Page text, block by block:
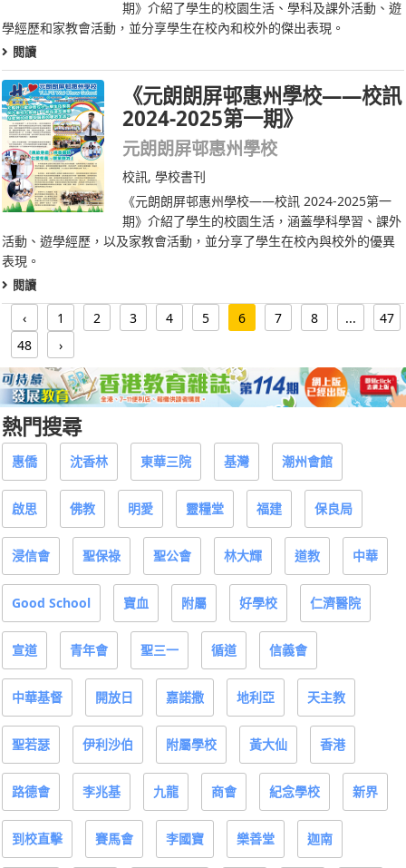
期》介紹了學生的校園生活、學科及課外活動、遊
學經歷和家教會活動，並分享學生在校內和校外的傑出表現。
閱讀
《元朗朗屏邨惠州學校——校訊
2024-2025第一期》
元朗朗屏邨惠州學校
校訊, 學校書刊
《元朗朗屏邨惠州學校——校訊 2024-2025第一
期》介紹了學生的校園生活，涵蓋學科學習、課外
活動、遊學經歷，以及家教會活動，並分享了學生在校內與校外的優異
表現。
閱讀
‹ 1 2 3 4 5 6 7 8 ...
47
48
›
熱門搜尋
惠僑 沈香林 東華三院 基灣 潮州會館
啟思 佛教 明愛 靈糧堂 福建 保良局
浸信會 聖保祿 聖公會 林大輝 道教 中華
Good School 寶血 附屬 好學校 仁濟醫院
宣道 青年會 聖三一 循道 信義會
中華基督 開放日 嘉諾撒 地利亞 天主教
聖若瑟 伊利沙伯 附屬學校 黃大仙 香港
路德會 李兆基 九龍 商會 紀念學校 新界
到校直擊 賽馬會 李國寶 樂善堂 迦南